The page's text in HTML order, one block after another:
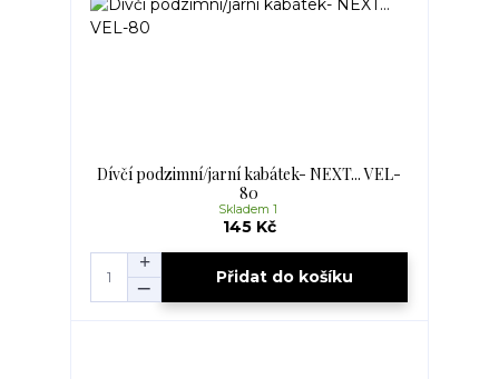
Dívčí podzimní/jarní kabátek- NEXT... VEL-
80
145 Kč
Skladem 1
Přidat do košíku